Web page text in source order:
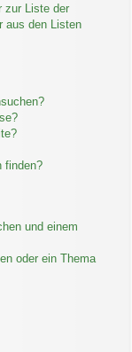
zur Liste der
aus den Listen
finden?
und einem
oder ein Thema